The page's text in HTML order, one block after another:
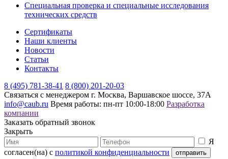
Специальная проверка и специальные исследования
технических средств
Сертификаты
Наши клиенты
Новости
Статьи
Контакты
8 (495) 781-38-41 8 (800) 201-20-03
Связаться с менеджером г. Москва, Варшавское шоссе, 37А
info@caub.ru Время работы: пн-пт 10:00-18:00 Разработка
компании
Заказать обратный звонок
Закрыть
Я
согласен(на) с политикой конфиденциальности